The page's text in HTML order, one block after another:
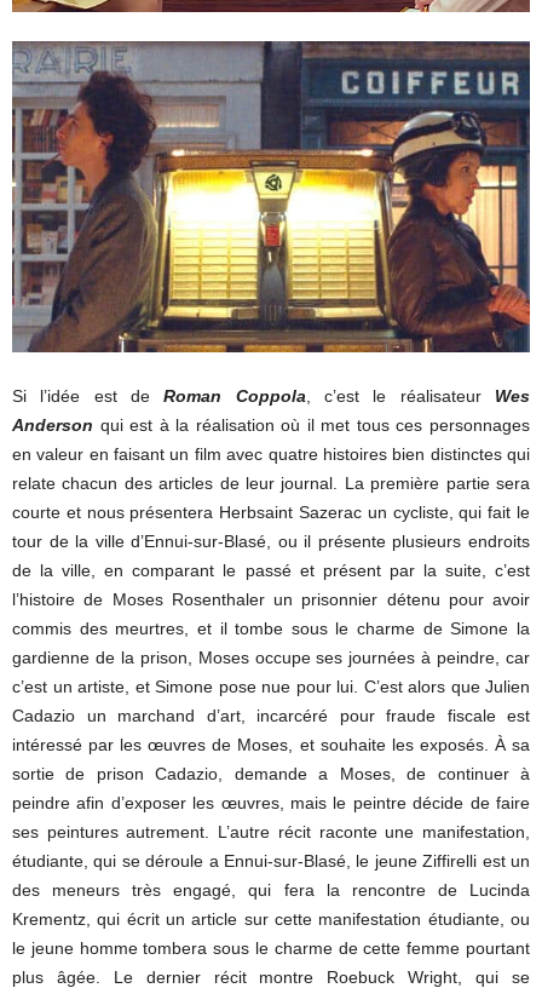
Si l’idée est deRoman Coppola , c’est le réalisateurWes
Anderson qui est à la réalisation où il met tous ces personnages
en valeur en faisant un film avec quatre histoires bien distinctes qui
relate chacun des articles de leur journal. La première partie sera
courte et nous présentera Herbsaint Sazerac un cycliste, qui fait le
tour de la ville d’Ennui-sur-Blasé, ou il présente plusieurs endroits
de la ville, en comparant le passé et présent par la suite, c’est
l’histoire de Moses Rosenthaler un prisonnier détenu pour avoir
commis des meurtres, et il tombe sous le charme de Simone la
gardienne de la prison, Moses occupe ses journées à peindre, car
c’est un artiste, et Simone pose nue pour lui. C’est alors que Julien
Cadazio un marchand d’art, incarcéré pour fraude fiscale est
intéressé par les œuvres de Moses, et souhaite les exposés. À sa
sortie de prison Cadazio, demande a Moses, de continuer à
peindre afin d’exposer les œuvres, mais le peintre décide de faire
ses peintures autrement. L’autre récit raconte une manifestation,
étudiante, qui se déroule a Ennui-sur-Blasé, le jeune Ziffirelli est un
des meneurs très engagé, qui fera la rencontre de Lucinda
Krementz, qui écrit un article sur cette manifestation étudiante, ou
le jeune homme tombera sous le charme de cette femme pourtant
plus âgée. Le dernier récit montre Roebuck Wright, qui se